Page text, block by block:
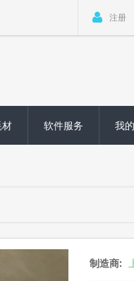
注册
软件服务 我
制造商: